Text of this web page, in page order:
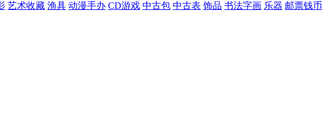
艺术收藏 渔具 动漫手办 CD游戏 中古包 中古表 饰品 书法字画 乐器 邮票钱币